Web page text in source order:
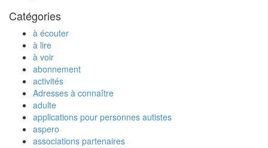
Catégories
à écouter
à lire
à voir
abonnement
activités
Adresses à connaître
adulte
applications pour personnes autistes
aspero
associations partenaires